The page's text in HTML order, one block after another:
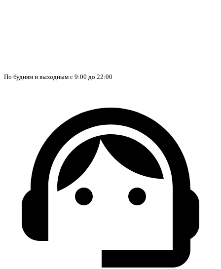
По будням и выходным с 9:00 до 22:00